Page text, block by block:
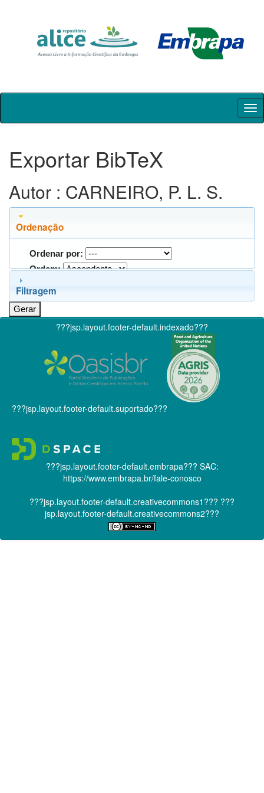
Skip
Exportar BibTeX
Autor : CARNEIRO, P. L. S.
Ordenação
Ordenar por:
Ordem:
Filtragem
???jsp.layout.footer-default.indexado???
???jsp.layout.footer-default.suportado???
???jsp.layout.footer-default.embrapa??? SAC:
https://www.embrapa.br/fale-conosco
???jsp.layout.footer-default.creativecommons1??? ???
jsp.layout.footer-default.creativecommons2???